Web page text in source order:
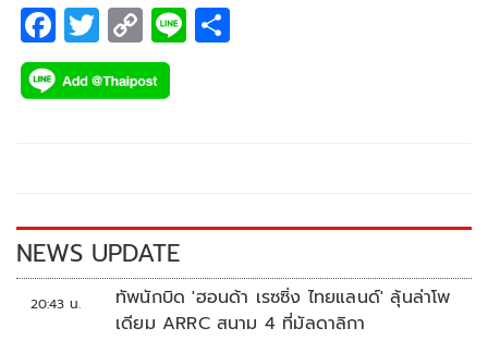
F
ac
e
k
T
wi
tt
C
o
p
k
Li
NEWS UPDATE
20:43 น.
ทัพนักบิด 'ฮอนด้า เรซซิ่ง ไทยแลนด์' ลุ้นล่าโพ
เดียม ARRC สนาม 4 ที่มัลดาลิกา